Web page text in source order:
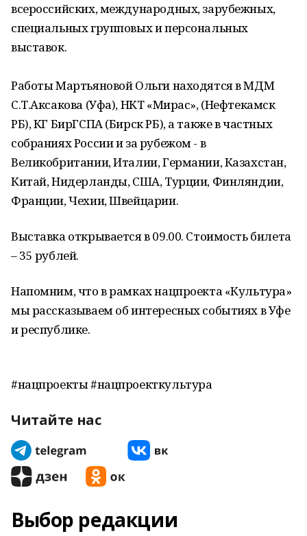
всероссийских, международных, зарубежных,
специальных групповых и персональных
выставок.
Работы Мартьяновой Ольги находятся в МДМ
С.Т.Аксакова (Уфа), НКТ «Мирас», (Нефтекамск
РБ), КГ БирГСПА (Бирск РБ), а также в частных
собраниях России и за рубежом - в
Великобритании, Италии, Германии, Казахстан,
Китай, Нидерланды, США, Турции, Финляндии,
Франции, Чехии, Швейцарии.
Выставка открывается в 09.00. Стоимость билета
– 35 рублей.
Напомним, что в рамках нацпроекта «Культура»
мы рассказываем об интересных событиях в Уфе
и республике.
#нацпроекты #нацпроекткультура
Читайте нас
Выбор редакции